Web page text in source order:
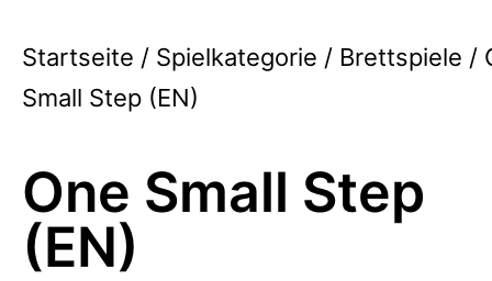
Startseite / Spielkategorie / Brettspiele /
Small Step (EN)
One Small Step
(EN)